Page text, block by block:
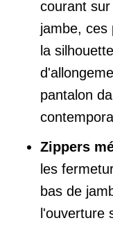
courant
jambe, ces
la
pantalon
Zippers
les
bas de
l'ouverture